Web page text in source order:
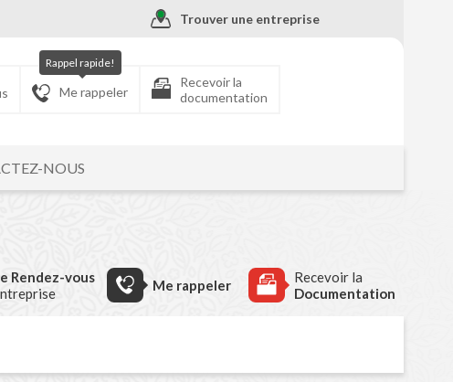
Trouver une entreprise
Me rappeler
Rappel rapide!
Recevoir la
documentation
NOUS
Rendez-vous
Me rappeler
Recevoir la
Documentation